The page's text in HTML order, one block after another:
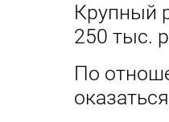
Крупный
250 тыс.
По